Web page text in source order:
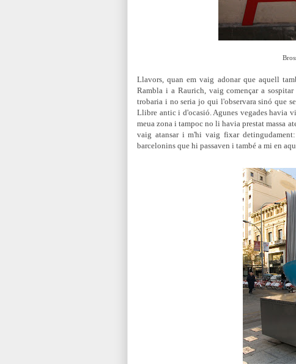
Llavors, quan em vaig adonar que aquell
Rambla i a Raurich, vaig començar a
trobaria i no seria jo qui l'observara sinó que
Llibre antic i d'ocasió. Agunes vegades havia
meua zona i tampoc no li havia prestat massa
vaig atansar i m'hi vaig fixar
barcelonins que hi passaven i també a mi en